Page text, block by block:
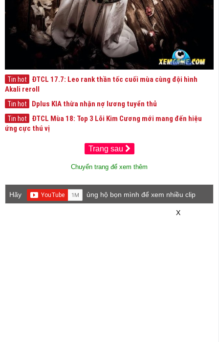
Tin hot
ĐTCL 17.7: Leo rank thần tốc cuối mùa cùng đội hình
Akali reroll
Tin hot Dplus KIA thừa nhận nợ lương tuyển thủ
Tin hot
ĐTCL Mùa 18: Top 3 Lõi Kim Cương mới mang đến hiệu
ứng cực thú vị
Trang sau
Chuyển trang để xem thêm
Hãy
ủng hộ bọn mình để xem nhiều clip
X